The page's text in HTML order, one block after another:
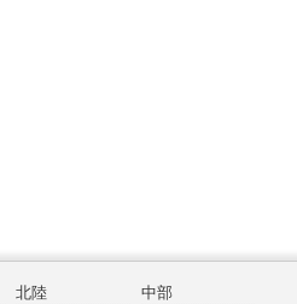
北陸
中部